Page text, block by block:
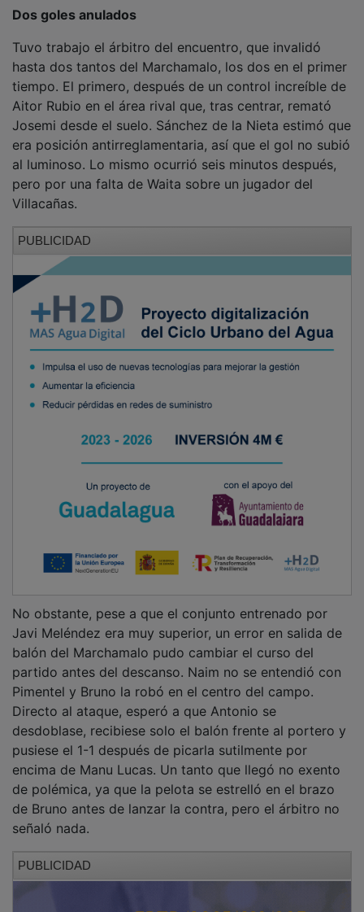
hasta dos tantos del Marchamalo, los dos en el primer
tiempo. El primero, después de un control increíble de
Aitor Rubio en el área rival que, tras centrar, remató
Josemi desde el suelo. Sánchez de la Nieta estimó que
era posición antirreglamentaria, así que el gol no subió
al luminoso. Lo mismo ocurrió seis minutos después,
pero por una falta de Waita sobre un jugador del
Villacañas.
Javi Meléndez era muy superior, un error en salida de
balón del Marchamalo pudo cambiar el curso del
partido antes del descanso. Naim no se entendió con
Pimentel y Bruno la robó en el centro del campo.
Directo al ataque, esperó a que Antonio se
desdoblase, recibiese solo el balón frente al portero y
pusiese el 1-1 después de picarla sutilmente por
encima de Manu Lucas. Un tanto que llegó no exento
de polémica, ya que la pelota se estrelló en el brazo
de Bruno antes de lanzar la contra, pero el árbitro no
señaló nada.